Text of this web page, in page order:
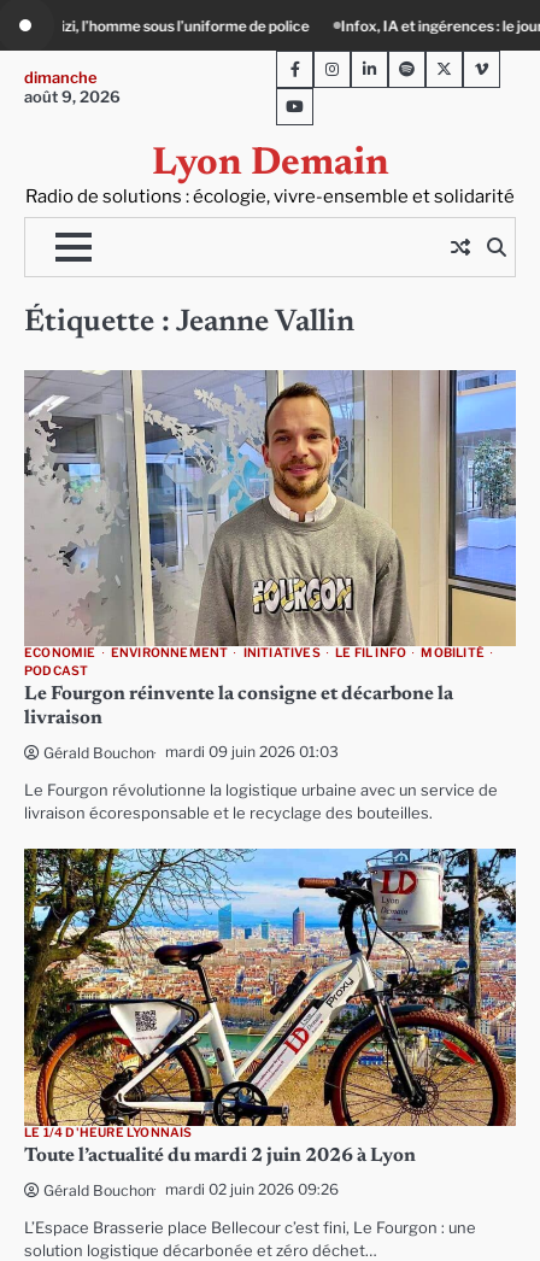
content
de police Infox, IA et ingérences : le journalisme peut-il encore
dimanche
août 9, 2026
Lyon Demain
Radio de solutions : écologie, vivre-ensemble et solidarité
FacebookInstagram
LinkedInSpotifyTwitterViméo
Youtube
Étiquette : Jeanne Vallin
ECONOMIE ENVIRONNEMENT INITIATIVES LE FIL INFO
MOBILITÉ
PODCAST
Le Fourgon réinvente la consigne et décarbone la
livraison
Gérald Bouchon mardi 09 juin 2026 01:03
Le Fourgon révolutionne la logistique urbaine avec un service de
livraison écoresponsable et le recyclage des bouteilles.
LE 1/4 D'HEURE LYONNAIS
Toute l’actualité du mardi 2 juin 2026 à Lyon
Gérald Bouchon mardi 02 juin 2026 09:26
L’Espace Brasserie place Bellecour c’est fini, Le Fourgon : une
solution logistique décarbonée et zéro déchet…